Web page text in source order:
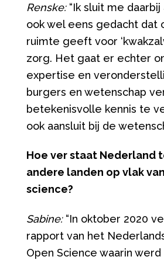
Renske:“Ik sluit me daarbij
ook wel eens gedacht dat
ruimte geeft voor
zorg. Het gaat er echter
expertise en
burgers en wetenschap
betekenisvolle kennis te
ook aansluit bij de
Hoe ver staat Nederland
andere landen op vlak
science?
Sabine:“In oktober 2020
rapport van het
Open Science waarin